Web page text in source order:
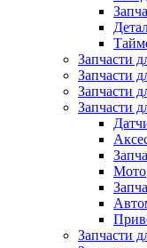
Запчасти
Запчасти
Запчасти
Запчасти
Запчасти